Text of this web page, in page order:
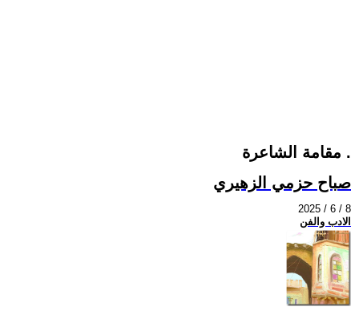
مقامة الشاعرة .
صباح حزمي الزهيري
2025 / 6 / 8
الادب والفن